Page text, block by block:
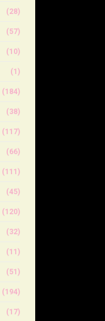
(28)
(57)
(10)
(1)
(184)
(38)
(117)
(66)
(111)
(45)
(120)
(32)
(11)
(51)
(194)
(17)